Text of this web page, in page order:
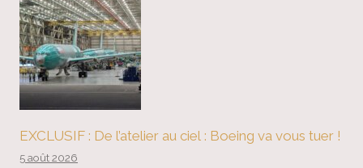
EXCLUSIF : De l’atelier au ciel : Boeing va vous tuer !
5 août 2026